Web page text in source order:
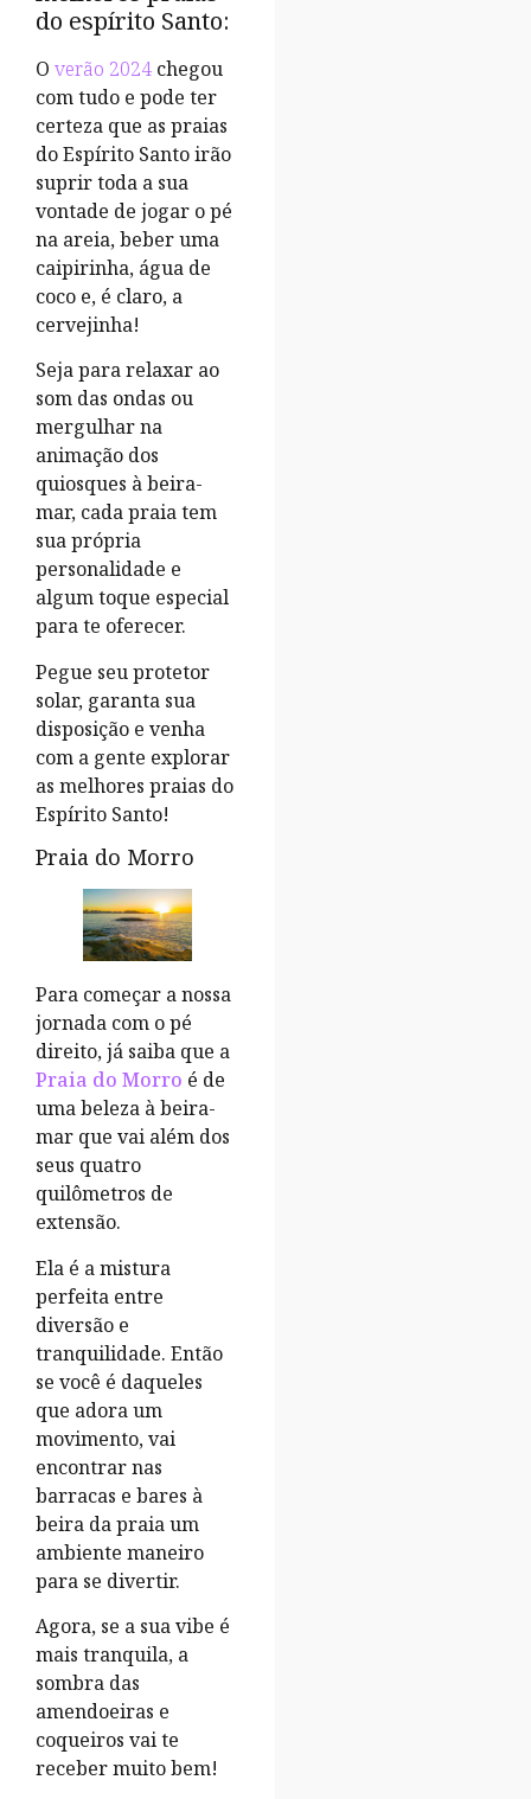
do espírito Santo:
O verão 2024 chegou
com tudo e pode ter
certeza que as praias
do Espírito Santo irão
suprir toda a sua
vontade de jogar o pé
na areia, beber uma
caipirinha, água de
coco e, é claro, a
cervejinha!
Seja para relaxar ao
som das ondas ou
mergulhar na
animação dos
quiosques à beira-
mar, cada praia tem
sua própria
personalidade e
algum toque especial
para te oferecer.
Pegue seu protetor
solar, garanta sua
disposição e venha
com a gente explorar
as melhores praias do
Espírito Santo!
Praia do Morro
Para começar a nossa
jornada com o pé
direito, já saiba que a
Praia do Morro é de
uma beleza à beira-
mar que vai além dos
seus quatro
quilômetros de
extensão.
Ela é a mistura
perfeita entre
diversão e
tranquilidade. Então
se você é daqueles
que adora um
movimento, vai
encontrar nas
barracas e bares à
beira da praia um
ambiente maneiro
para se divertir.
Agora, se a sua vibe é
mais tranquila, a
sombra das
amendoeiras e
coqueiros vai te
receber muito bem!